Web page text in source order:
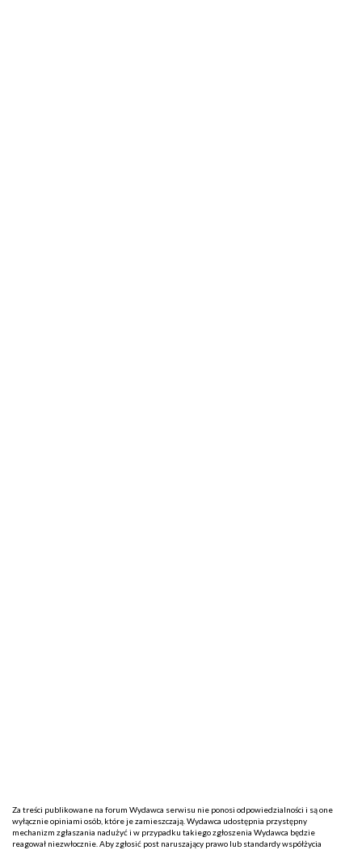
Za treści publikowane na forum Wydawca serwisu nie ponosi odpowiedzialności i są one
wyłącznie opiniami osób, które je zamieszczają. Wydawca udostępnia przystępny
mechanizm zgłaszania nadużyć i w przypadku takiego zgłoszenia Wydawca będzie
reagował niezwłocznie. Aby zgłosić post naruszający prawo lub standardy współżycia